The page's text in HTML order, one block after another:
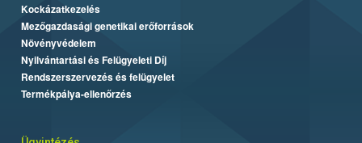
Kockázatkezelés
Mezőgazdasági genetikai erőforrások
Növényvédelem
Nyilvántartási és Felügyeleti Díj
Rendszerszervezés és felügyelet
Termékpálya-ellenőrzés